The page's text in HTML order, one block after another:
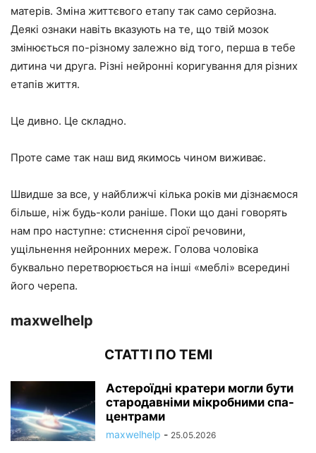
матерів. Зміна життєвого етапу так само серйозна.
Деякі ознаки навіть вказують на те, що твій мозок
змінюється по-різному залежно від того, перша в тебе
дитина чи друга. Різні нейронні коригування для різних
етапів життя.
Це дивно. Це складно.
Проте саме так наш вид якимось чином виживає.
Швидше за все, у найближчі кілька років ми дізнаємося
більше, ніж будь-коли раніше. Поки що дані говорять
нам про наступне: стиснення сірої речовини,
ущільнення нейронних мереж. Голова чоловіка
буквально перетворюється на інші «меблі» всередині
його черепа.
maxwelhelp
СТАТТІ ПО ТЕМІ
Астероїдні кратери могли бути
стародавніми мікробними спа-
центрами
maxwelhelp - 25.05.2026